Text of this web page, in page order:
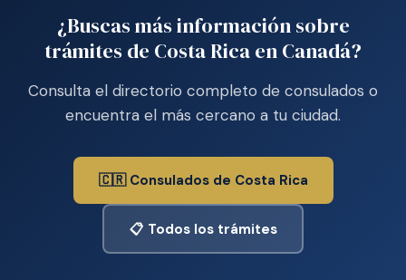
¿Buscas más información sobre
trámites de Costa Rica en Canadá?
Consulta el directorio completo de consulados o
encuentra el más cercano a tu ciudad.
🇨🇷 Consulados de Costa Rica
📋 Todos los trámites